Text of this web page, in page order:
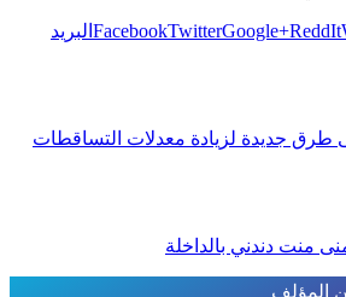
FacebookTwitterGoogle+ReddIt
البريد
طرق جديدة لزيادة معدلات التساقطات
منت دندني بالداخلة
المؤلف